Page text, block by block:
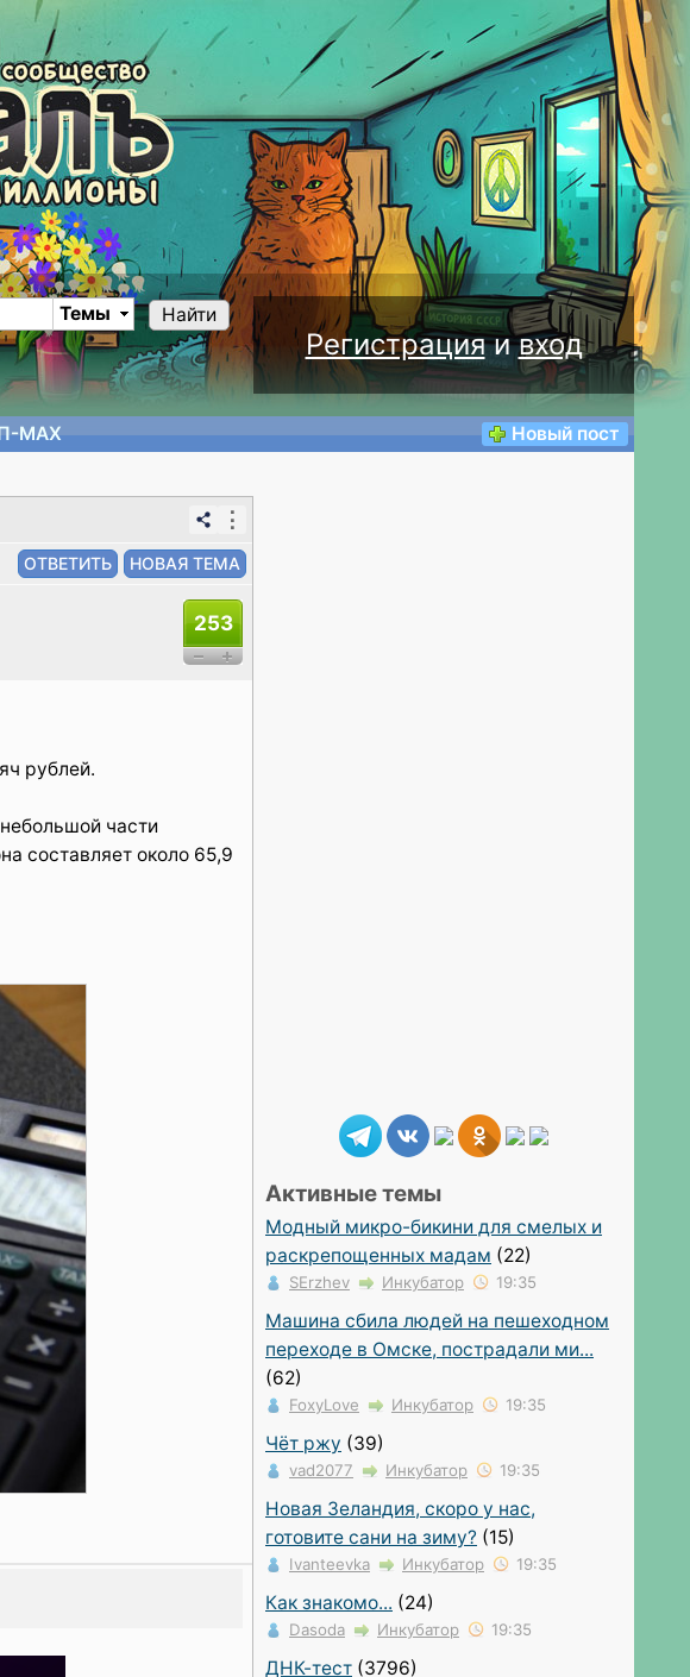
Регистрацияивход
Найти
Темы
MAX
Новый пост
⋮
253
рублей.
части
составляет около 65,9
Активные темы
Модный микро-бикини для смелых и
раскрепощенных мадам (22)
SErzhev Инкубатор 19:35
Машина сбила людей на пешеходном
переходе в Омске, пострадали ми...
(62)
FoxyLove Инкубатор 19:35
Чёт ржу (39)
vad2077 Инкубатор 19:35
Новая Зеландия, скоро у нас,
готовите сани на зиму? (15)
Ivanteevka Инкубатор 19:35
Как знакомо... (24)
Dasoda Инкубатор 19:35
ДНК-тест (3796)